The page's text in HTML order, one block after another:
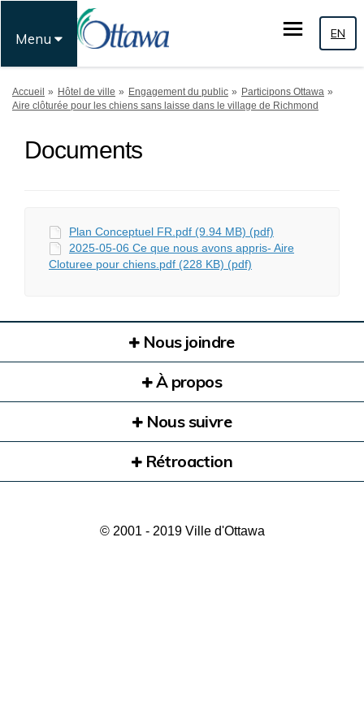
Menu EN
Vous êtes ici:
Accueil Hôtel de ville Engagement du public
Participons Ottawa
Aire clôturée pour les chiens sans laisse dans le village de Richmond
Documents
Plan Conceptuel FR.pdf (9.94 MB) (pdf)
2025-05-06 Ce que nous avons appris- Aire
Cloturee pour chiens.pdf (228 KB) (pdf)
Nous joindre
À propos
Nous suivre
Rétroaction
© 2001 - 2019 Ville d'Ottawa